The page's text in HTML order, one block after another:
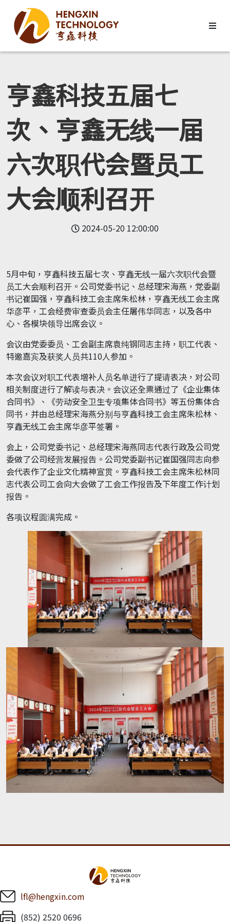
亨鑫科技五届七
次、亨鑫无线一届
六次职代会暨员工
大会顺利召开
2024-05-20 12:00:00
5月中旬，亨鑫科技五届七次、亨鑫无线一届六次职代会暨
员工大会顺利召开。公司党委书记、总经理宋海燕，党委副
书记崔国强，亨鑫科技工会主席朱松林，亨鑫无线工会主席
华彦平，工会经费审查委员会主任屠伟华同志，以及各中
心、各模块领导出席会议。
会议由党委委员、工会副主席袁纯钢同志主持，职工代表、
特邀嘉宾及获奖人员共110人参加。
本次会议对职工代表增补人员名单进行了提请表决，对公司
相关制度进行了解读与表决。会议还全票通过了《企业集体
合同书》、《劳动安全卫生专项集体合同书》等五份集体合
同书，并由总经理宋海燕分别与亨鑫科技工会主席朱松林、
亨鑫无线工会主席华彦平签署。
会上，公司党委书记、总经理宋海燕同志代表行政及公司党
委做了公司经营发展报告。公司党委副书记崔国强同志向参
会代表作了企业文化精神宣贯。亨鑫科技工会主席朱松林同
志代表公司工会向大会做了工会工作报告及下年度工作计划
报告。
各项议程圆满完成。
lfl@hengxin.com
(852) 2520 0696